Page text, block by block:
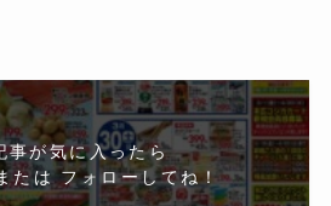
事が気に入ったら
たは フォローしてね！